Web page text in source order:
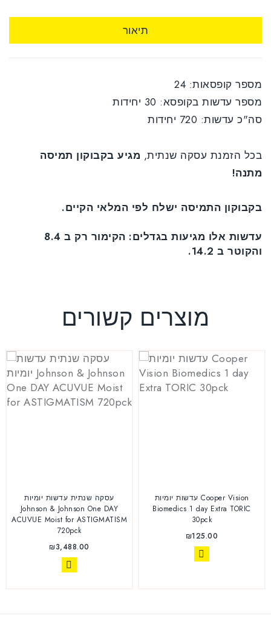
תיאור
מספר קופסאות: 24
מספר עדשות בקופסא: 30 יחידות
סה"כ עדשות: 720 יחידות
בכל הזמנת עסקה שנתית, מגיע בקבוקון תמיסה
מתנה!
בקבוקון התמיסה ישלח לפי המלאי הקיים.
עדשות אלו מגיעות בגדלים: הקימור רק ב 8.4
והקוטר ב 14.2.
מוצרים קשורים
עסקה שנתית עדשות יומיות
Johnson & Johnson One DAY
ACUVUE Moist for ASTIGMATISM
720pck
₪3,488.00
עדשות יומיות Cooper Vision
Biomedics 1 day Extra TORIC
30pck
₪125.00